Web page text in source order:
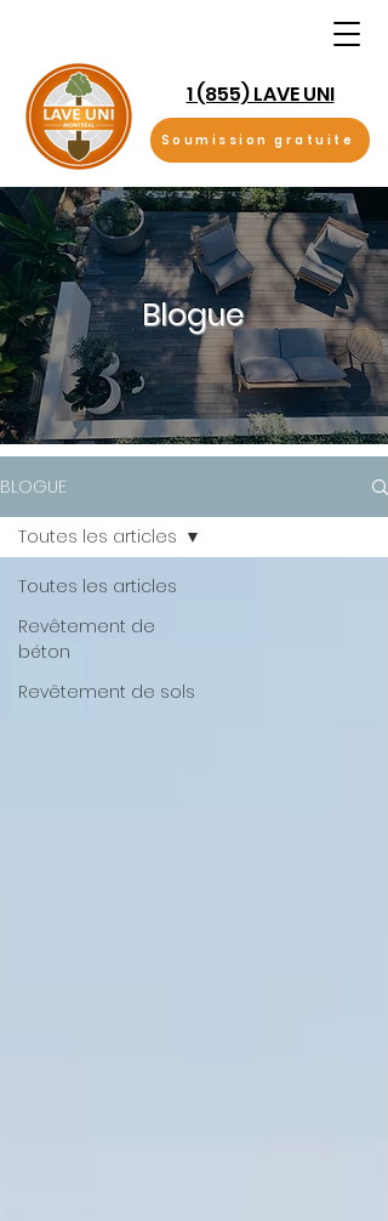
Soumission gratuite
1 (855) LAVE UNI
Blogue
BLOGUE
Toutes les articles
Revêtement de
béton
Revêtement de sols
Toutes les articles